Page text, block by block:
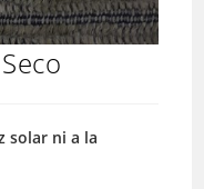
solar ni a la